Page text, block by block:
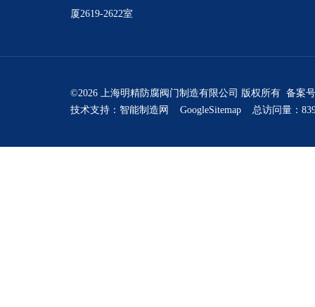
厦2619-2622室
©2026 上海明精防腐阀门制造有限公司 版权所有 备案
技术支持： 智能制造网 GoogleSitemap 总访问量：